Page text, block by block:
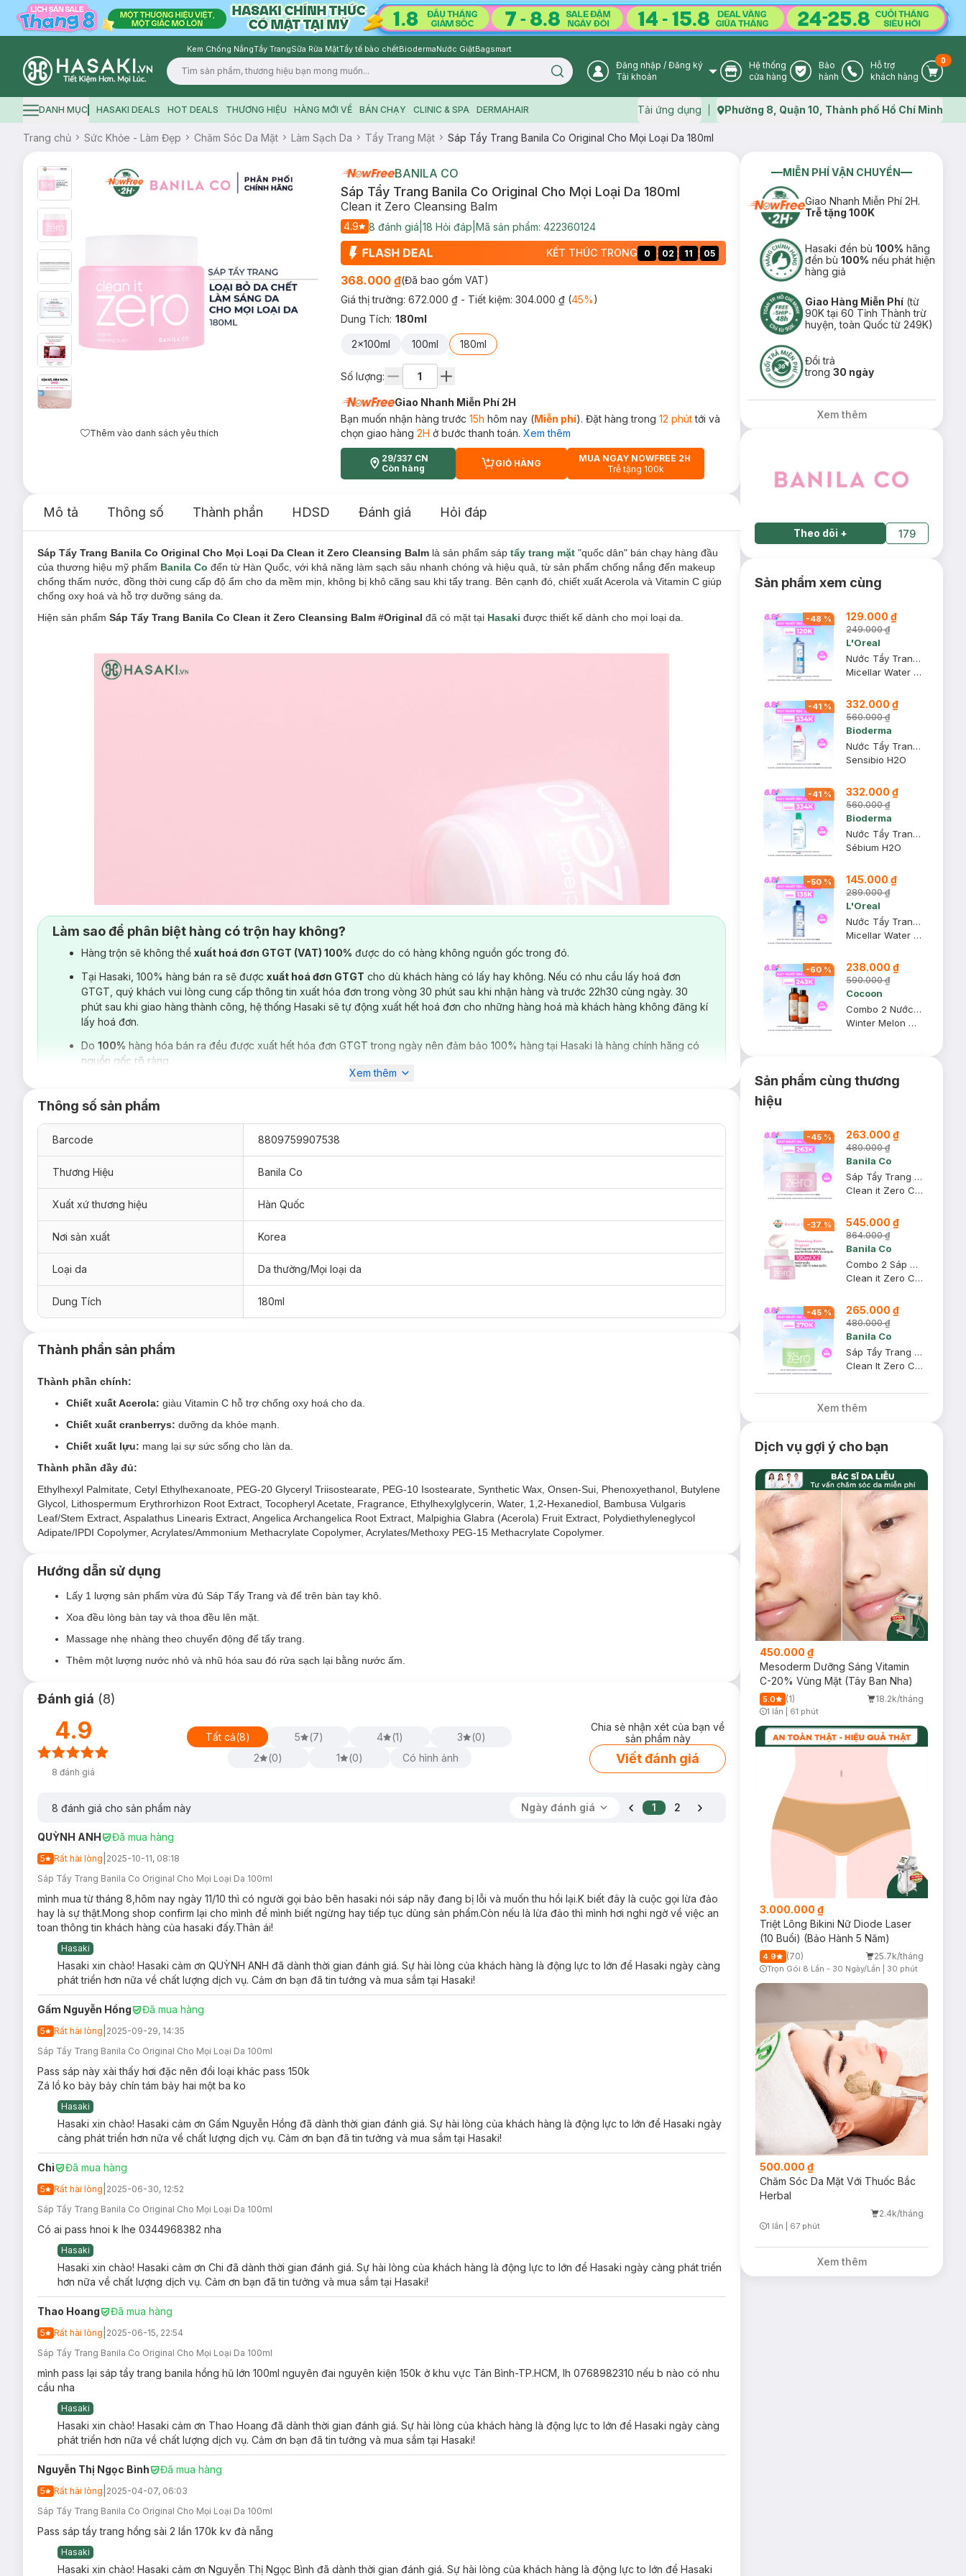
Kem Chống NắngTẩy TrangSữa Rửa MặtTẩy tế bào chếtBiodermaNước GiặtBagsmart
Logo
Search icon User Icon
Đăng nhập / Đăng ký
Tài khoản
Store Icon
Hệ thống
cửa hàng
Warranty Icon
Bảo
hành
Phone Icon
Hỗ trợ
khách hàng
Cart
0
Hamburger icon
DANH MỤC HASAKI DEALS HOT DEALS THƯƠNG HIỆU HÀNG MỚI VỀ BÁN CHẠY CLINIC & SPA DERMAHAIR Tải ứng dụng Map icon
Phường 8, Quận 10, Thành phố Hồ Chí Minh
Trang chủ Sức Khỏe - Làm Đẹp Chăm Sóc Da Mặt Làm Sạch Da Tẩy Trang Mặt Sáp Tẩy Trang Banila Co Original Cho Mọi Loại Da 180ml
Thêm vào danh sách yêu thích
BANILA CO
Sáp Tẩy Trang Banila Co Original Cho Mọi Loại Da 180ml
Clean it Zero Cleansing Balm
4.9 8 đánh giá 18 Hỏi đáp Mã sản phẩm: 422360124
KẾT THÚC TRONG 0 : 02 : 11 : 04
368.000 ₫(Đã bao gồm VAT)
Giá thị trường: 672.000 ₫ - Tiết kiệm: 304.000 ₫(45%)
Dung Tích: 180ml
2x100ml 100ml 180ml
Số lượng:
Giao Nhanh Miễn Phí 2H
Bạn muốn nhận hàng trước 15h hôm nay (Miễn phí). Đặt hàng trong 12 phúttới và
chọn giao hàng 2H ở bước thanh toán. Xem thêm
29/337 CN
Còn hàng
CART PLUS ICON
GIỎ HÀNG
MUA NGAY NOWFREE 2H
Trễ tặng 100k
Mô tả Thông số Thành phần HDSD Đánh giá Hỏi đáp
Sáp Tẩy Trang Banila Co Original Cho Mọi Loại Da Clean it Zero Cleansing Balm là sản phẩm sáp tẩy trang mặt "quốc dân" bán chạy hàng đầu
của thương hiệu mỹ phẩm Banila Co đến từ Hàn Quốc, với khả năng làm sạch sâu nhanh chóng và hiệu quả, từ sản phẩm chống nắng đến makeup
chống thấm nước, đồng thời cung cấp độ ẩm cho da mềm mịn, không bị khô căng sau khi tẩy trang. Bên cạnh đó, chiết xuất Acerola và Vitamin C giúp
chống oxy hoá và hỗ trợ dưỡng sáng da.
Hiện sản phẩm Sáp Tẩy Trang Banila Co Clean it Zero Cleansing Balm #Original đã có mặt tại Hasaki được thiết kế dành cho mọi loại da.
Sáp Tẩy Trang Banila Co Original Cho Mọi Loại Da phù hợp với loại da nào?
Sản phẩm thích hợp tẩy trang cho mọi loại da.
Ưu thế nổi bật của Sáp Tẩy Trang Banila Co Original Cho Mọi Loại Da:
sau quá trình rửa mặt, mang lại hiệu quả tuyệt vời về dưỡng ẩm và làm dịu da.
Chiết xuất cranberrys
Chiết xuất lựu- Mang lại sự sức sống cho làn da.
Sản phẩm là dạng sáp không có mùi (no perfume).
Có khả năng làm sạch sâu từ sản phẩm chống nắng đến lớp trang điểm chống thấm nước, tất cả chỉ trong một bước duy nhất!
Sản phẩm thân thiện với làn da, có thể sử dụng cho mắt và môi.
Công dụng:
Giúp tẩy sạch kem chống nắng và lớp trang điểm mặt / mắt môi, kể cả sản phẩm chống thấm nước.
Cung cấp độ ẩm, giúp da mềm mại, không bị khô rát sau khi tẩy trang.
Độ an toàn:
Đã qua kiểm định không gây kích ứng da.
Đã hoàn thành bài kiểm tra kích ứng mắt.
Không chứa 23 thành phần gây hại.
Công thức thuần chay, không chứa thành phần từ động vật.
Hướng dẫn bảo quản Sáp Tẩy Trang Banila Co Original Cho Mọi Loại Da:
Nơi khô ráo thoáng mát.
Tránh ánh nắng trực tiếp, nơi có nhiệt độ cao hoặc ẩm ướt.
Đậy nắp kín sau khi sử dụng.
Làm sao để phân biệt hàng có trộn hay không?
Hàng trộn sẽ không thể xuất hoá đơn GTGT (VAT) 100% được do có hàng không nguồn gốc trong đó.
Tại Hasaki, 100% hàng bán ra sẽ được xuất hoá đơn GTGT cho dù khách hàng có lấy hay không. Nếu có nhu cầu lấy hoá đơn
GTGT, quý khách vui lòng cung cấp thông tin xuất hóa đơn trong vòng 30 phút sau khi nhận hàng và trước 22h30 cùng ngày. 30
phút sau khi giao hàng thành công, hệ thống Hasaki sẽ tự động xuất hết hoá đơn cho những hàng hoá mà khách hàng không đăng kí
lấy hoá đơn.
Do 100% hàng hóa bán ra đều được xuất hết hóa đơn GTGT trong ngày nên đảm bảo 100% hàng tại Hasaki là hàng chính hãng có
nguồn gốc rõ ràng.
Xem thêm
Thông số sản phẩm
Barcode 8809759907538
Thương Hiệu Banila Co
Xuất xứ thương hiệu Hàn Quốc
Nơi sản xuất Korea
Loại da Da thường/Mọi loại da
Dung Tích 180ml
Thành phần sản phẩm
Thành phần chính:
Chiết xuất Acerola: giàu Vitamin C hỗ trợ chống oxy hoá cho da.
Chiết xuất cranberrys: dưỡng da khỏe mạnh.
Chiết xuất lựu: mang lại sự sức sống cho làn da.
Thành phần đầy đủ:
Ethylhexyl Palmitate, Cetyl Ethylhexanoate, PEG-20 Glyceryl Triisostearate, PEG-10 Isostearate, Synthetic Wax, Onsen-Sui, Phenoxyethanol, Butylene
Glycol, Lithospermum Erythrorhizon Root Extract, Tocopheryl Acetate, Fragrance, Ethylhexylglycerin, Water, 1,2-Hexanediol, Bambusa Vulgaris
Leaf/Stem Extract, Aspalathus Linearis Extract, Angelica Archangelica Root Extract, Malpighia Glabra (Acerola) Fruit Extract, Polydiethyleneglycol
Adipate/IPDI Copolymer, Acrylates/Ammonium Methacrylate Copolymer, Acrylates/Methoxy PEG-15 Methacrylate Copolymer.
Hướng dẫn sử dụng
Lấy 1 lượng sản phẩm vừa đủ Sáp Tẩy Trang và để trên bàn tay khô.
Xoa đều lòng bàn tay và thoa đều lên mặt.
Massage nhẹ nhàng theo chuyển động để tẩy trang.
Thêm một lượng nước nhỏ và nhũ hóa sau đó rửa sạch lại bằng nước ấm.
Đánh giá (8)
4.9
8 đánh giá
Tất cả(8) 5 (7) 4 (1) 3 (0)
2
(0) 1 (0) Có hình ảnh
Chia sẻ nhận xét của bạn về
sản phẩm này
Viết đánh giá
8 đánh giá cho sản phẩm này Ngày đánh giá 1 2
QUỲNH ANH Đã mua hàng
5 Rất hài lòng 2025-10-11, 08:18
Sáp Tẩy Trang Banila Co Original Cho Mọi Loại Da 100ml
mình mua từ tháng 8,hôm nay ngày 11/10 thì có người gọi bảo bên hasaki nói sáp nãy đang bị lỗi và muốn thu hồi lại.K biết đây là cuộc gọi lừa đảo
hay là sự thật.Mong shop confirm lại cho mình để mình biết ngừng hay tiếp tục dùng sản phẩm.Còn nếu là lừa đảo thì mình hơi nghi ngờ về việc an
toan thông tin khách hàng của hasaki đấy.Thân ái!
Hasaki
Hasaki xin chào! Hasaki cảm ơn QUỲNH ANH đã dành thời gian đánh giá. Sự hài lòng của khách hàng là động lực to lớn để Hasaki ngày càng
phát triển hơn nữa về chất lượng dịch vụ. Cảm ơn bạn đã tin tưởng và mua sắm tại Hasaki!
Gấm Nguyễn Hồng Đã mua hàng
5 Rất hài lòng 2025-09-29, 14:35
Sáp Tẩy Trang Banila Co Original Cho Mọi Loại Da 100ml
Pass sáp này xài thấy hơi đặc nên đổi loại khác pass 150k
Zá lồ ko bảy bảy chín tám bảy hai một ba ko
Hasaki
Hasaki xin chào! Hasaki cảm ơn Gấm Nguyễn Hồng đã dành thời gian đánh giá. Sự hài lòng của khách hàng là động lực to lớn để Hasaki ngày
càng phát triển hơn nữa về chất lượng dịch vụ. Cảm ơn bạn đã tin tưởng và mua sắm tại Hasaki!
Chi Đã mua hàng
5 Rất hài lòng 2025-06-30, 12:52
Sáp Tẩy Trang Banila Co Original Cho Mọi Loại Da 100ml
Có ai pass hnoi k lhe 0344968382 nha
Hasaki
Hasaki xin chào! Hasaki cảm ơn Chi đã dành thời gian đánh giá. Sự hài lòng của khách hàng là động lực to lớn để Hasaki ngày càng phát triển
hơn nữa về chất lượng dịch vụ. Cảm ơn bạn đã tin tưởng và mua sắm tại Hasaki!
Thao Hoang Đã mua hàng
5 Rất hài lòng 2025-06-15, 22:54
Sáp Tẩy Trang Banila Co Original Cho Mọi Loại Da 100ml
mình pass lại sáp tẩy trang banila hồng hũ lớn 100ml nguyên đai nguyên kiện 150k ở khu vực Tân Bình-TP.HCM, lh 0768982310 nếu b nào có nhu
cầu nha
Hasaki
Hasaki xin chào! Hasaki cảm ơn Thao Hoang đã dành thời gian đánh giá. Sự hài lòng của khách hàng là động lực to lớn để Hasaki ngày càng
phát triển hơn nữa về chất lượng dịch vụ. Cảm ơn bạn đã tin tưởng và mua sắm tại Hasaki!
Nguyễn Thị Ngọc Bình Đã mua hàng
5 Rất hài lòng 2025-04-07, 06:03
Sáp Tẩy Trang Banila Co Original Cho Mọi Loại Da 100ml
Pass sáp tẩy trang hồng sài 2 lần 170k kv đà nẵng
Hasaki
Hasaki xin chào! Hasaki cảm ơn Nguyễn Thị Ngọc Bình đã dành thời gian đánh giá. Sự hài lòng của khách hàng là động lực to lớn để Hasaki
MIỄN PHÍ VẬN CHUYỂN
Giao Nhanh Miễn Phí 2H.
Trễ tặng 100K
Hasaki đền bù100% hãng
đền bù100% nếu phát hiện
hàng giả
Giao Hàng Miễn Phí (từ
90K tại 60 Tỉnh Thành trừ
huyện, toàn Quốc từ 249K)
Đổi trả
trong30 ngày
Xem thêm
Theo dõi + 179
Sản phẩm xem cùng
-48 % 129.000 ₫
249.000 ₫
L'Oreal
Nước Tẩy Trang L'Oreal Tươi Mát Cho Da Dầu, Hỗn Hợp 400ml
Micellar Water 3-in-1 Refreshing Even For Sensitive Skin
-41% 332.000 ₫
560.000 ₫
Bioderma
Nước Tẩy Trang Bioderma Dành Cho Da Nhạy Cảm 500ml
Sensibio H2O
-41% 332.000 ₫
560.000 ₫
Bioderma
Nước Tẩy Trang Bioderma Dành Cho Da Dầu & Hỗn Hợp 500ml
Sébium H2O
-50% 145.000 ₫
289.000 ₫
L'Oreal
Nước Tẩy Trang L'Oreal Làm Sạch Sâu Trang Điểm 400ml
Micellar Water 3-in-1 Deep Cleansing Even For Sensitive Skin
-60% 238.000 ₫
590.000 ₫
Cocoon
Combo 2 Nước Tẩy Trang Bí Đao Cocoon Làm Sạch & Giảm Dầu 500ml
Winter Melon Micellar Water
Sản phẩm cùng thương
hiệu
-45% 263.000 ₫
480.000 ₫
Banila Co
Sáp Tẩy Trang Banila Co Original Cho Mọi Loại Da 100ml
Clean it Zero Cleansing Balm #Original
-37% 545.000 ₫
864.000 ₫
Banila Co
Combo 2 Sáp Tẩy Trang Banila Co Original Cho Mọi Loại Da 100ml
Clean it Zero Cleansing Balm - Original
-45% 265.000 ₫
480.000 ₫
Banila Co
Sáp Tẩy Trang Banila Co Cho Da Dầu, Mụn 100ml
Clean It Zero Cleansing Balm Pore Clarifying
Xem thêm
Dịch vụ gợi ý cho bạn
450.000 ₫
Mesoderm Dưỡng Sáng Vitamin
C-20% Vùng Mặt (Tây Ban Nha)
5.0 (1) 18.2k/tháng
1 lần 61 phút
3.000.000 ₫
Triệt Lông Bikini Nữ Diode Laser
(10 Buổi) (Bảo Hành 5 Năm)
4.9 (70) 25.7k/tháng
Trọn Gói 8 Lần - 30 Ngày/Lần 30 phút
500.000 ₫
Chăm Sóc Da Mặt Với Thuốc Bắc
Herbal
2.4k/tháng
Timer Gray Icon
1 lần 67 phút
Xem thêm